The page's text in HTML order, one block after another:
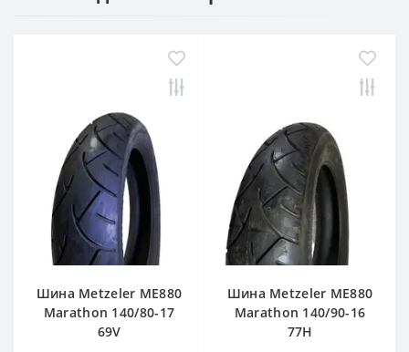
Шина Metzeler ME880
Marathon 140/80-17
69V
Шина Metzeler ME880
Marathon 140/90-16
77H